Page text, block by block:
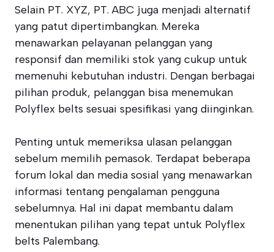
Selain PT. XYZ, PT. ABC juga menjadi alternatif
yang patut dipertimbangkan. Mereka
menawarkan pelayanan pelanggan yang
responsif dan memiliki stok yang cukup untuk
memenuhi kebutuhan industri. Dengan berbagai
pilihan produk, pelanggan bisa menemukan
Polyflex belts sesuai spesifikasi yang diinginkan.
Penting untuk memeriksa ulasan pelanggan
sebelum memilih pemasok. Terdapat beberapa
forum lokal dan media sosial yang menawarkan
informasi tentang pengalaman pengguna
sebelumnya. Hal ini dapat membantu dalam
menentukan pilihan yang tepat untuk Polyflex
belts Palembang.